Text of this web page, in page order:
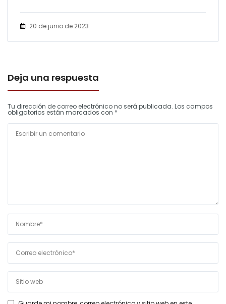
20 de junio de 2023
Deja una respuesta
Tu dirección de correo electrónico no será publicada. Los campos
obligatorios están marcados con *